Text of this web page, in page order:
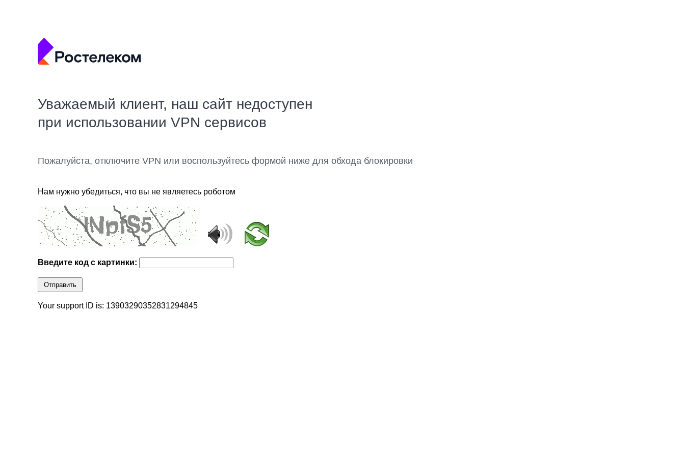
Уважаемый клиент, наш сайт недоступен
при использовании VPN сервисов
Пожалуйста, отключите VPN или воспользуйтесь формой ниже для обхода блокировки
Нам нужно убедиться, что вы не являетесь роботом
Введите код с картинки:
Отправить
Your support ID is: 13903290352831294845